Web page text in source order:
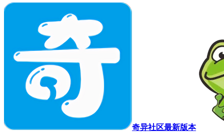
奇异社区最新版本